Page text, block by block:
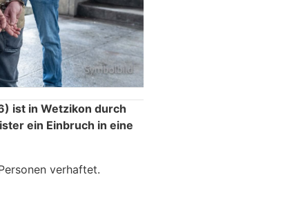
ist in Wetzikon durch
ein Einbruch in eine
verhaftet.